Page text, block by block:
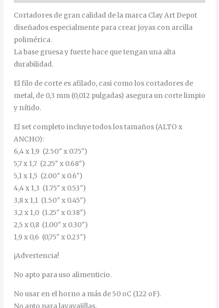
Cortadores de gran calidad de la marca Clay Art Depot
diseñados especialmente para crear joyas con arcilla
polimérica.
La base gruesa y fuerte hace que tengan una alta
durabilidad.
El filo de corte es afilado, casi como los cortadores de
metal, de 0,3 mm (0,012 pulgadas) asegura un corte limpio
y nítido.
El set completo incluye todos los tamaños (ALTO x
ANCHO):
6,4 x 1,9 (2.50″ x 0.75″)
5,7 x 1,7 (2.25″ x 0.68″)
5,1 x 1,5 (2.00″ x 0.6″)
4,4 x 1,3 (1.75″ x 0.53″)
3,8 x 1,1 (1.50″ x 0.45″)
3,2 x 1,0 (1.25″ x 0.38″)
2,5 x 0,8 (1.00″ x 0.30″)
1,9 x 0,6 (0,75″ x 0.23″)
¡Advertencia!
No apto para uso alimenticio.
No usar en el horno a más de 50 oC (122 oF).
No apto para lavavajillas.